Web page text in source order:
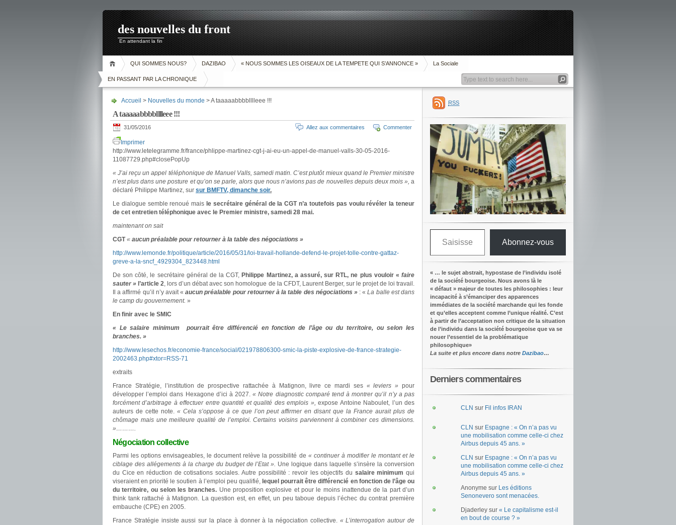
des nouvelles du front
En attendant la fin
QUI SOMMES NOUS? DAZIBAO « NOUS SOMMES LES OISEAUX DE LA TEMPETE QUI S’ANNONCE » La Sociale
EN PASSANT PAR LA CHRONIQUE
Accueil > Nouvelles du monde > A taaaaabbbblllleee !!!
A taaaaabbbblllleee !!!
31/05/2016 Commenter
Allez aux commentaires
Imprimer
http://www.letelegramme.fr/france/phlippe-martinez-cgt-j-ai-eu-un-appel-de-manuel-valls-30-05-2016-
11087729.php#closePopUp
« J’ai reçu un appel téléphonique de Manuel Valls, samedi matin. C’est plutôt mieux quand le Premier ministre
n’est plus dans une posture et qu’on se parle, alors que nous n’avions pas de nouvelles depuis deux mois », a
déclaré Philippe Martinez, sur sur BMFTV, dimanche soir.
Le dialogue semble renoué mais le secrétaire général de la CGT n’a toutefois pas voulu révéler la teneur
de cet entretien téléphonique avec le Premier ministre, samedi 28 mai.
maintenant on sait
CGT « aucun préalable pour retourner à la table des négociations »
http://www.lemonde.fr/politique/article/2016/05/31/loi-travail-hollande-defend-le-projet-tolle-contre-gattaz-
greve-a-la-sncf_4929304_823448.html
De son côté, le secrétaire général de la CGT, Philippe Martinez, a assuré, sur RTL, ne plus vouloir «faire
sauter » l’article 2, lors d’un débat avec son homologue de la CFDT, Laurent Berger, sur le projet de loi travail.
Il a affirmé qu’il n’y avait « aucun préalable pour retourner à la table des négociations » : «La balle est dans
le camp du gouvernement. »
En finir avec le SMIC
« Le salaire minimum pourrait être différencié en fonction de l’âge ou du territoire, ou selon les
branches. »
http://www.lesechos.fr/economie-france/social/021978806300-smic-la-piste-explosive-de-france-strategie-
2002463.php#xtor=RSS-71
extraits
France Stratégie, l’institution de prospective rattachée à Matignon, livre ce mardi ses « leviers » pour
développer l’emploi dans Hexagone d’ici à 2027.« Notre diagnostic comparé tend à montrer qu’il n’y a pas
forcément d’arbitrage à effectuer entre quantité et qualité des emplois », expose Antoine Naboulet, l’un des
auteurs de cette note. « Cela s’oppose à ce que l’on peut affirmer en disant que la France aurait plus de
chômage mais une meilleure qualité de l’emploi. Certains voisins parviennent à combiner ces dimensions.
»……….
Négociation collective
Parmi les options envisageables, le document relève la possibilité de « continuer à modifier le montant et le
ciblage des allégements à la charge du budget de l’Etat ». Une logique dans laquelle s’insère la conversion
du Cice en réduction de cotisations sociales. Autre possibilité : revoir les objectifs du salaire minimum qui
viseraient en priorité le soutien à l’emploi peu qualifié, lequel pourrait être différencié en fonction de l’âge ou
du territoire, ou selon les branches. Une proposition explosive et pour le moins inattendue de la part d’un
think tank rattaché à Matignon. La question est, en effet, un peu taboue depuis l’échec du contrat première
embauche (CPE) en 2005.
France Stratégie insiste aussi sur la place à donner à la négociation collective. « L’interrogation autour de
RSS
Saisissez votre adresse e-mail…
Abonnez-vous
« … le sujet abstrait, hypostase de l’individu isolé
de la société bourgeoise. Nous avons là le
« défaut » majeur de toutes les philosophies : leur
incapacité à s’émanciper des apparences
immédiates de la société marchande qui les fonde
et qu’elles acceptent comme l’unique réalité. C’est
à partir de l’acceptation non critique de la situation
de l’individu dans la société bourgeoise que va se
nouer l’essentiel de la problématique
philosophique»
La suite et plus encore dans notre Dazibao…
Derniers commentaires
CLN sur Fil infos IRAN
CLN sur Espagne : « On n’a pas vu
une mobilisation comme celle-ci chez
Airbus depuis 45 ans. »
CLN sur Espagne : « On n’a pas vu
une mobilisation comme celle-ci chez
Airbus depuis 45 ans. »
Anonyme sur Les éditions
Senonevero sont menacées.
Djaderley sur « Le capitalisme est-il
en bout de course ? »